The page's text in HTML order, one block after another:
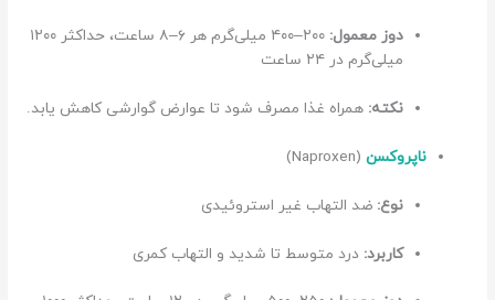
دوز معمول:
۲۰۰–۴۰۰ میلی‌گرم هر ۶–۸ ساعت، حداکثر ۱۲۰۰
میلی‌گرم در ۲۴ ساعت
نکته: همراه غذا مصرف شود تا عوارض گوارشی کاهش یابد.
ناپروکسن (Naproxen)
نوع: ضد التهاب غیر استروئیدی
کاربرد: درد متوسط تا شدید و التهاب کمری